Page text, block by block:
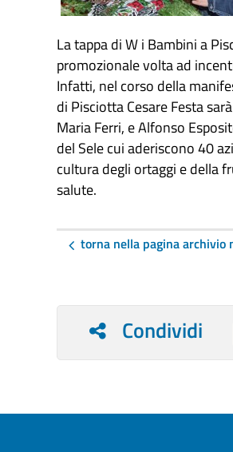
La tappa di W i Bambini a
promozionale volta ad
Infatti, nel corso della
di Pisciotta Cesare Festa
Maria Ferri, e Alfonso
del Sele cui aderiscono 40
cultura degli ortaggi e della
salute.
torna nella pagina archivio
Condividi